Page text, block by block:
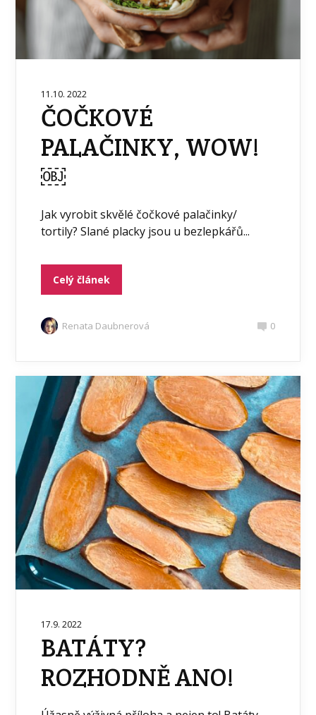
11.10. 2022
ČOČKOVÉ
PALAČINKY, WOW!
￼
Jak vyrobit skvělé čočkové palačinky/
tortily? Slané placky jsou u bezlepkářů...
Celý článek
Renata Daubnerová 0
17.9. 2022
BATÁTY?
ROZHODNĚ ANO!